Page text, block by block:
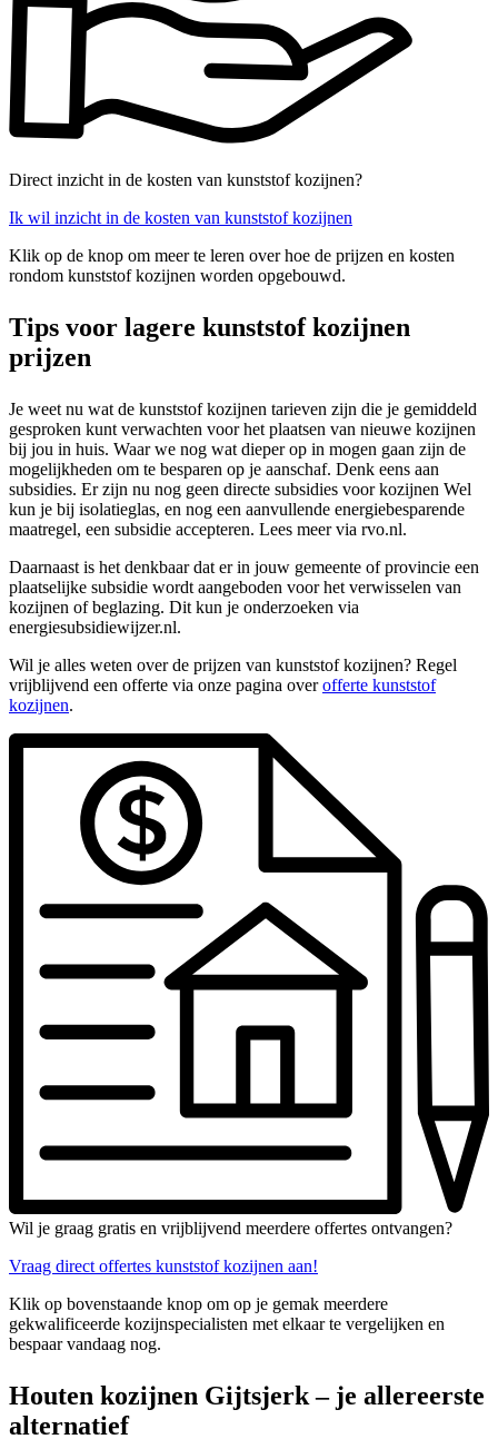
Direct inzicht in de kosten van kunststof kozijnen?
Ik wil inzicht in de kosten van kunststof kozijnen
Klik op de knop om meer te leren over hoe de prijzen en kosten
rondom kunststof kozijnen worden opgebouwd.
Tips voor lagere kunststof kozijnen
prijzen
Je weet nu wat de kunststof kozijnen tarieven zijn die je gemiddeld
gesproken kunt verwachten voor het plaatsen van nieuwe kozijnen
bij jou in huis. Waar we nog wat dieper op in mogen gaan zijn de
mogelijkheden om te besparen op je aanschaf. Denk eens aan
subsidies. Er zijn nu nog geen directe subsidies voor kozijnen Wel
kun je bij isolatieglas, en nog een aanvullende energiebesparende
maatregel, een subsidie accepteren. Lees meer via rvo.nl.
Daarnaast is het denkbaar dat er in jouw gemeente of provincie een
plaatselijke subsidie wordt aangeboden voor het verwisselen van
kozijnen of beglazing. Dit kun je onderzoeken via
energiesubsidiewijzer.nl.
Wil je alles weten over de prijzen van kunststof kozijnen? Regel
vrijblijvend een offerte via onze pagina overofferte kunststof
kozijnen.
Wil je graag gratis en vrijblijvend meerdere offertes ontvangen?
Vraag direct offertes kunststof kozijnen aan!
Klik op bovenstaande knop om op je gemak meerdere
gekwalificeerde kozijnspecialisten met elkaar te vergelijken en
bespaar vandaag nog.
Houten kozijnen Gijtsjerk – je allereerste
alternatief